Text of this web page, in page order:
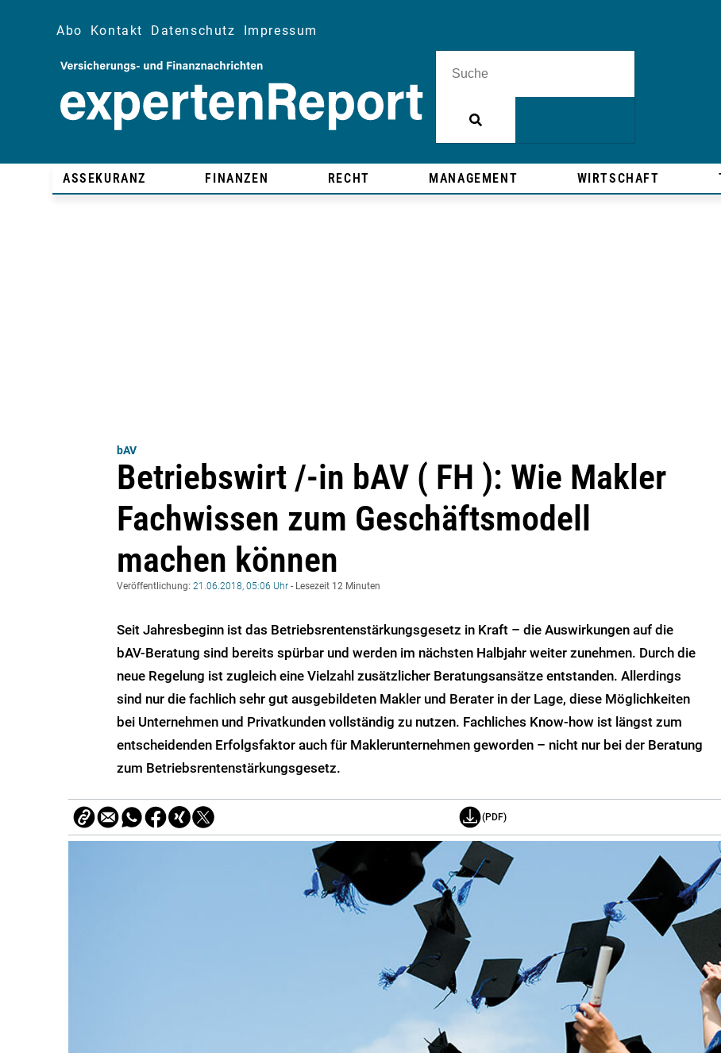
Abo Kontakt Datenschutz Impressum
ASSEKURANZ FINANZEN RECHT MANAGEMENT WIRTSCHAFT
bAV
Betriebswirt /-in bAV ( FH ): Wie Makler
Fachwissen zum Geschäftsmodell
machen können
Veröffentlichung: 21.06.2018, 05:06 Uhr - Lesezeit 12 Minuten
Seit Jahresbeginn ist das Betriebsrentenstärkungsgesetz in Kraft – die Auswirkungen auf die
bAV-Beratung sind bereits spürbar und werden im nächsten Halbjahr weiter zunehmen. Durch die
neue Regelung ist zugleich eine Vielzahl zusätzlicher Beratungsansätze entstanden. Allerdings
sind nur die fachlich sehr gut ausgebildeten Makler und Berater in der Lage, diese Möglichkeiten
bei Unternehmen und Privatkunden vollständig zu nutzen. Fachliches Know-how ist längst zum
entscheidenden Erfolgsfaktor auch für Maklerunternehmen geworden – nicht nur bei der Beratung
zum Betriebsrentenstärkungsgesetz.
(PDF)